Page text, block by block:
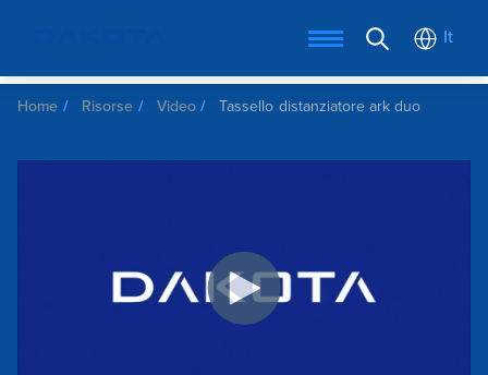
It
Home Risorse Video Tassello distanziatore ark duo